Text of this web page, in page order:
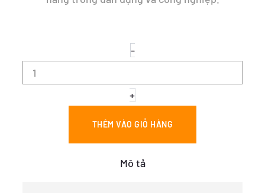
-CÁP
ĐỒNG
RUỘT
–
NGẦM
số
+
THÊM VÀO GIỎ HÀNG
Mô tả